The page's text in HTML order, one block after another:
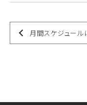
月間スケジュール